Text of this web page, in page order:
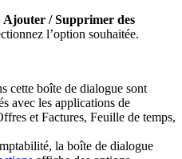
Ajouter / Supprimer des
l’option souhaitée.
cette boîte de dialogue sont
avec les applications de
et Factures, Feuille de temps,
la boîte de dialogue